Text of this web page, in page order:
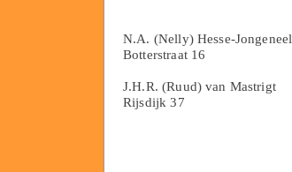
N.A. (Nelly) Hesse-Jongeneel
Botterstraat 16
J.H.R. (Ruud) van Mastrigt
Rijsdijk 37